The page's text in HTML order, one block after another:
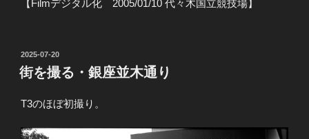
【Filmデジタル化 2005/01/10 代々木国立競技場】
投
稿
日:
2025-07-20
街を撮る・銀座並木通り
T3のほぼ初撮り。